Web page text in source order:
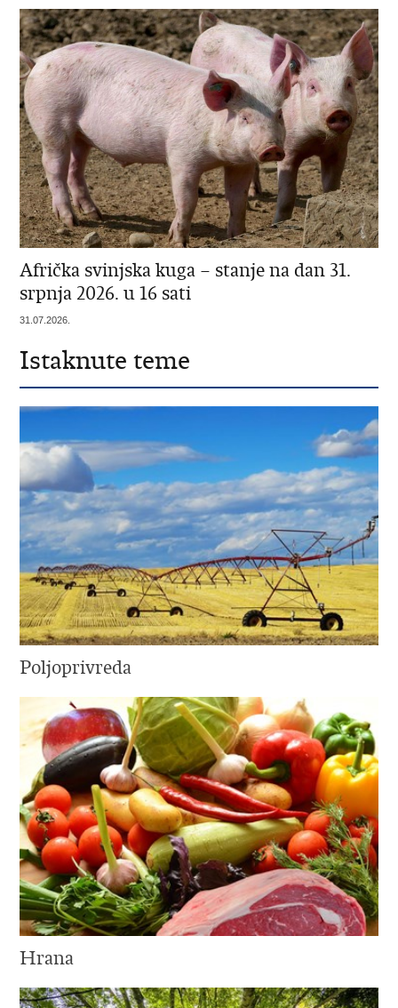
Afrička svinjska kuga – stanje na dan 31.
srpnja 2026. u 16 sati
31.07.2026.
Istaknute teme
Poljoprivreda
Hrana